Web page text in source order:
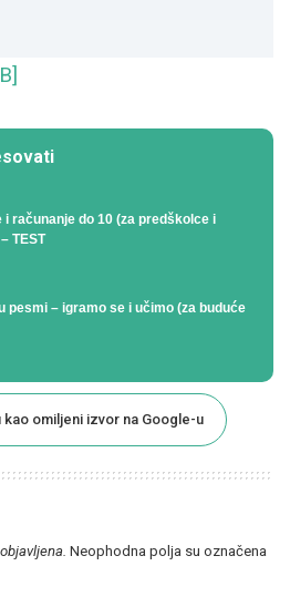
i računanje do 10 (za predškolce i
TEST
pesmi – igramo se i učimo (za buduće
omiljeni izvor na Google-u
Neophodna polja su označena